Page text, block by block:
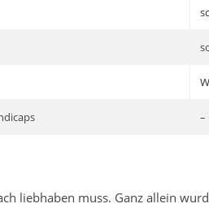
–
liebhaben muss. Ganz allein